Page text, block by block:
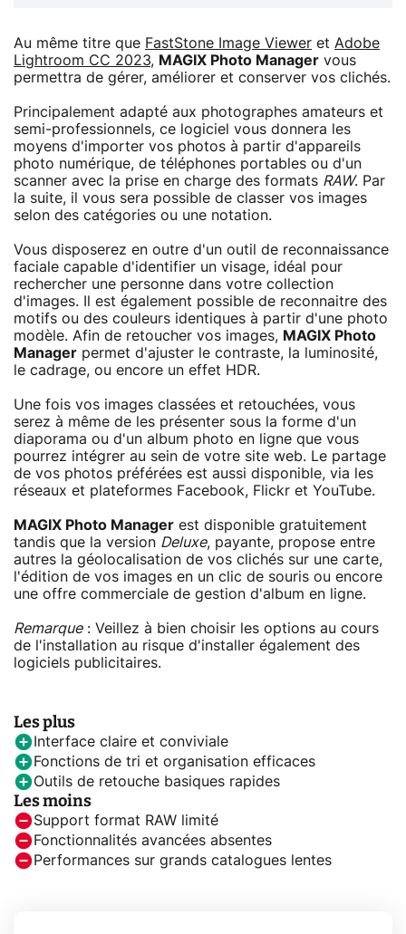
Au même titre que FastStone Image Viewer et Adobe
Lightroom CC 2023, MAGIX Photo Manager vous
permettra de gérer, améliorer et conserver vos clichés.
Principalement adapté aux photographes amateurs et
semi-professionnels, ce logiciel vous donnera les
moyens d'importer vos photos à partir d'appareils
photo numérique, de téléphones portables ou d'un
scanner avec la prise en charge des formats RAW. Par
la suite, il vous sera possible de classer vos images
selon des catégories ou une notation.
Vous disposerez en outre d'un outil de reconnaissance
faciale capable d'identifier un visage, idéal pour
rechercher une personne dans votre collection
d'images. Il est également possible de reconnaitre des
motifs ou des couleurs identiques à partir d'une photo
modèle. Afin de retoucher vos images, MAGIX Photo
Manager permet d'ajuster le contraste, la luminosité,
le cadrage, ou encore un effet HDR.
Une fois vos images classées et retouchées, vous
serez à même de les présenter sous la forme d'un
diaporama ou d'un album photo en ligne que vous
pourrez intégrer au sein de votre site web. Le partage
de vos photos préférées est aussi disponible, via les
réseaux et plateformes Facebook, Flickr et YouTube.
MAGIX Photo Manager est disponible gratuitement
tandis que la version Deluxe, payante, propose entre
autres la géolocalisation de vos clichés sur une carte,
l'édition de vos images en un clic de souris ou encore
une offre commerciale de gestion d'album en ligne.
Remarque: Veillez à bien choisir les options au cours
de l'installation au risque d'installer également des
logiciels publicitaires.
Les plus
Interface claire et conviviale
Fonctions de tri et organisation efficaces
Outils de retouche basiques rapides
Les moins
Support format RAW limité
Fonctionnalités avancées absentes
Performances sur grands catalogues lentes